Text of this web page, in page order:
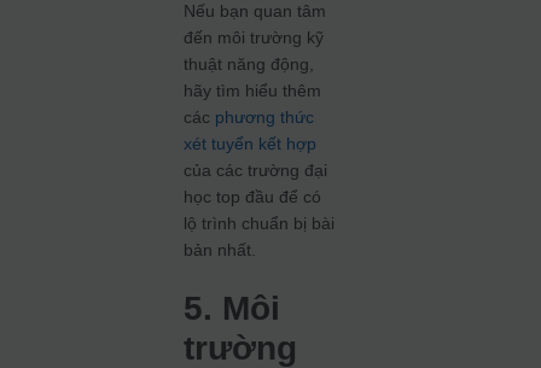
Nếu bạn quan tâm
đến môi trường kỹ
thuật năng động,
hãy tìm hiểu thêm
các phương thức
xét tuyển kết hợp
của các trường đại
học top đầu để có
lộ trình chuẩn bị bài
bản nhất.
5. Môi
trường